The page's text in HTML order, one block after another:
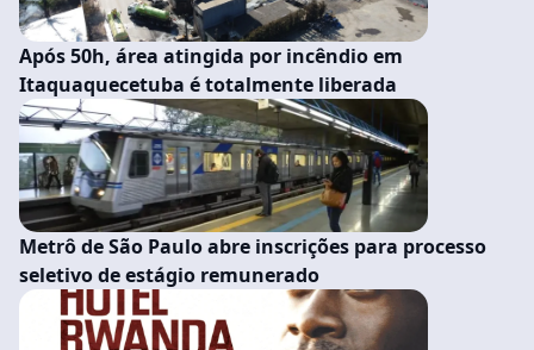
Após 50h, área atingida por incêndio em
Itaquaquecetuba é totalmente liberada
Metrô de São Paulo abre inscrições para processo
seletivo de estágio remunerado